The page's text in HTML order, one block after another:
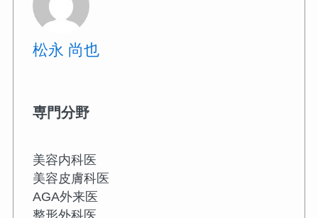
松永 尚也
専門分野
美容内科医
美容皮膚科医
AGA外来医
整形外科医